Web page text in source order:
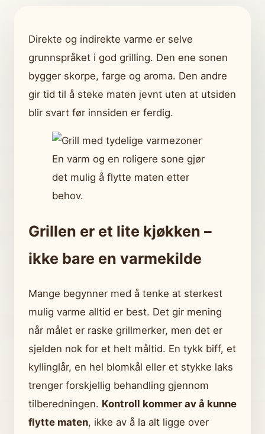
Direkte og indirekte varme er selve
grunnspråket i god grilling. Den ene sonen
bygger skorpe, farge og aroma. Den andre
gir tid til å steke maten jevnt uten at utsiden
blir svart før innsiden er ferdig.
En varm og en roligere sone gjør
det mulig å flytte maten etter
behov.
Grillen er et lite kjøkken –
ikke bare en varmekilde
Mange begynner med å tenke at sterkest
mulig varme alltid er best. Det gir mening
når målet er raske grillmerker, men det er
sjelden nok for et helt måltid. En tykk biff, et
kyllinglår, en hel blomkål eller et stykke laks
trenger forskjellig behandling gjennom
tilberedningen. Kontroll kommer av å kunne
flytte maten, ikke av å la alt ligge over